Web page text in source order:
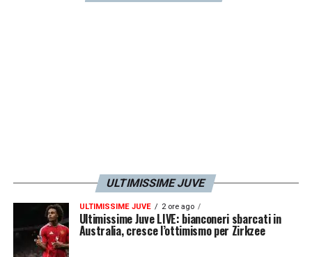
ULTIMISSIME JUVE
ULTIMISSIME JUVE 2 ore ago
Ultimissime Juve LIVE: bianconeri sbarcati in
Australia, cresce l’ottimismo per Zirkzee